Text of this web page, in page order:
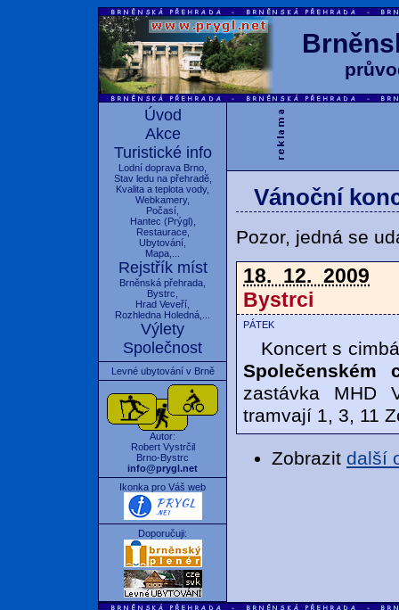
Úvod
Akce
Turistické info
Lodní doprava Brno
Stav ledu na přehradě,
Kvalita a teplota vody,
Webkamery,
Počasí
Hantec (Prýgl),
Restaurace,
Ubytování
Mapa
Rejstřík míst
Brněnská přehrada
Bystrc
Hrad Veveří
Rozhledna Holedná
Výlety
Společnost
Levné ubytování v Brně
Autor:
Robert Vystrčil
Brno-Bystrc
info@prygl.net
Ikonka pro Váš web
Doporučuji:
Vánoční
Pozor, jedná se
18. 12. 2009
Bystrci
pátek
Koncert s
Společenském
zastávka MHD
tramvají 1, 3, 11
Zobrazit další